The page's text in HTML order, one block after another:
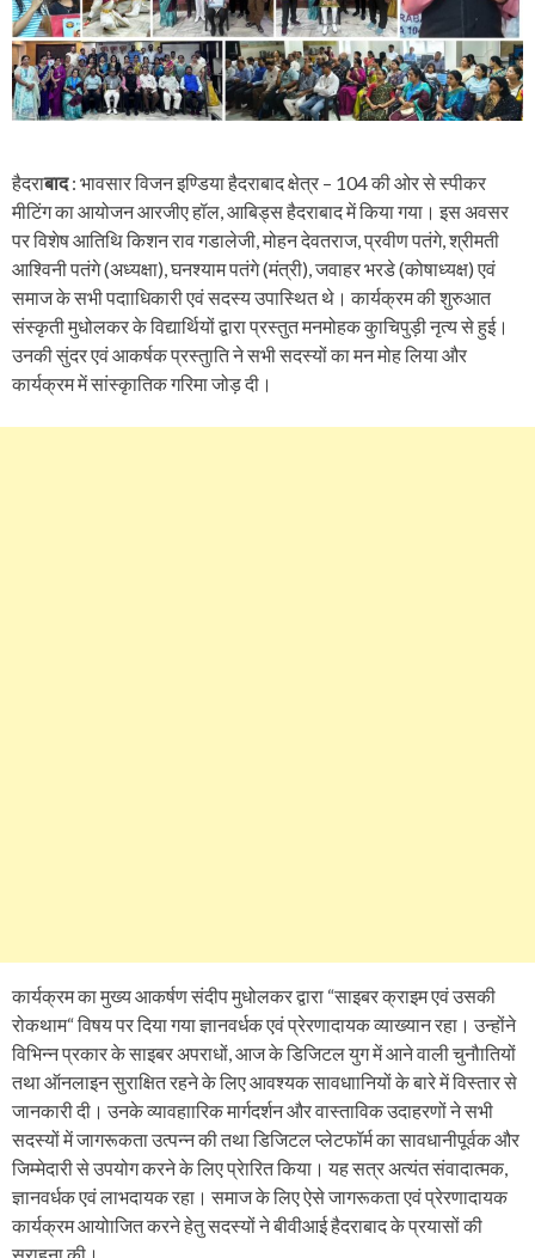
हैदराबाद: भावसार विजन इण्डिया हैदराबाद क्षेत्र – 104 की ओर से स्पीकर
मीटिंग का आयोजन आरजीए हॉल, आबिड्स हैदराबाद में किया गया। इस अवसर
पर विशेष आतिथि किशन राव गडालेजी, मोहन देवतराज, प्रवीण पतंगे, श्रीमती
आश्विनी पतंगे (अध्यक्षा), घनश्याम पतंगे (मंत्री), जवाहर भरडे (कोषाध्यक्ष) एवं
समाज के सभी पदााधिकारी एवं सदस्य उपास्थित थे। कार्यक्रम की शुरुआत
संस्कृती मुधोलकर के विद्यार्थियों द्वारा प्रस्तुत मनमोहक कुाचिपुड़ी नृत्य से हुई।
उनकी सुंदर एवं आकर्षक प्रस्तुाति ने सभी सदस्यों का मन मोह लिया और
कार्यक्रम में सांस्कृातिक गरिमा जोड़ दी।
कार्यक्रम का मुख्य आकर्षण संदीप मुधोलकर द्वारा “साइबर क्राइम एवं उसकी
रोकथाम“ विषय पर दिया गया ज्ञानवर्धक एवं प्रेरणादायक व्याख्यान रहा। उन्होंने
विभिन्न प्रकार के साइबर अपराधों, आज के डिजिटल युग में आने वाली चुनौातियों
तथा ऑनलाइन सुराक्षित रहने के लिए आवश्यक सावधाानियों के बारे में विस्तार से
जानकारी दी। उनके व्यावहाारिक मार्गदर्शन और वास्ताविक उदाहरणों ने सभी
सदस्यों में जागरूकता उत्पन्न की तथा डिजिटल प्लेटफॉर्म का सावधानीपूर्वक और
जिम्मेदारी से उपयोग करने के लिए प्रेारित किया। यह सत्र अत्यंत संवादात्मक,
ज्ञानवर्धक एवं लाभदायक रहा। समाज के लिए ऐसे जागरूकता एवं प्रेरणादायक
कार्यक्रम आयोाजित करने हेतु सदस्यों ने बीवीआई हैदराबाद के प्रयासों की